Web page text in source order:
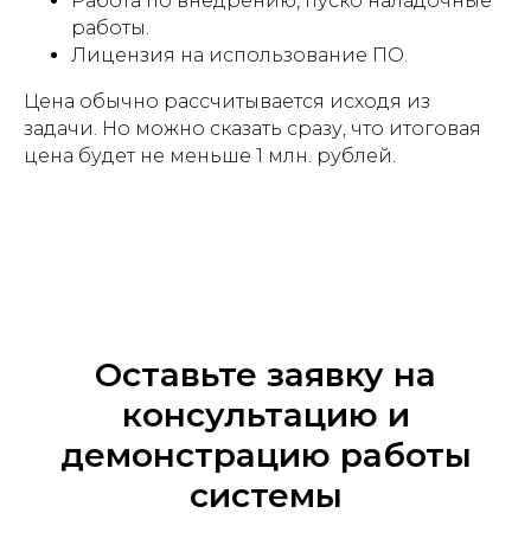
работы.
Лицензия на использование ПО.
Цена обычно рассчитывается исходя из
задачи. Но можно сказать сразу, что итоговая
цена будет не меньше 1 млн. рублей.
Оставьте заявку на
консультацию и
демонстрацию работы
системы